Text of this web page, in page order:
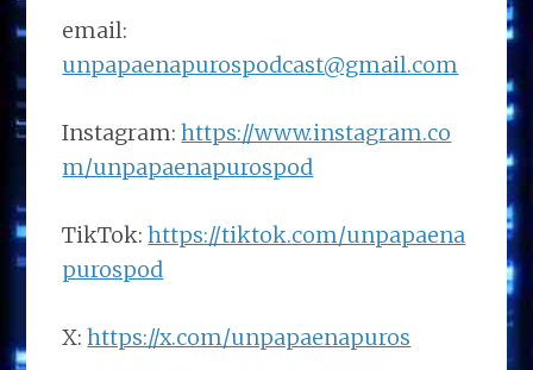
email:
unpapaenapurospodcast@gmail.com
Instagram:https://www.instagram.co
m/unpapaenapurospod
TikTok:https://tiktok.com/unpapaena
purospod
X:https://x.com/unpapaenapuros